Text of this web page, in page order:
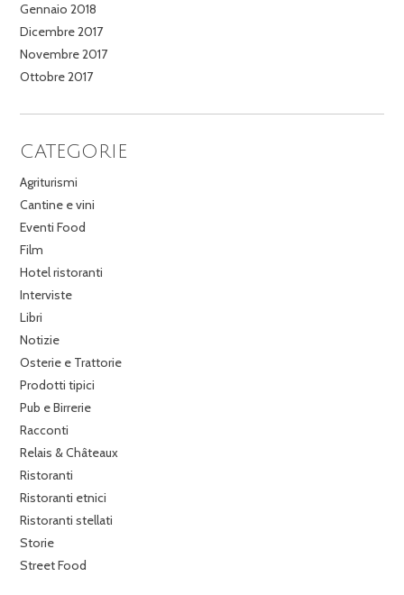
Gennaio 2018
Dicembre 2017
Novembre 2017
Ottobre 2017
CATEGORIE
Agriturismi
Cantine e vini
Eventi Food
Film
Hotel ristoranti
Interviste
Libri
Notizie
Osterie e Trattorie
Prodotti tipici
Pub e Birrerie
Racconti
Relais & Châteaux
Ristoranti
Ristoranti etnici
Ristoranti stellati
Storie
Street Food